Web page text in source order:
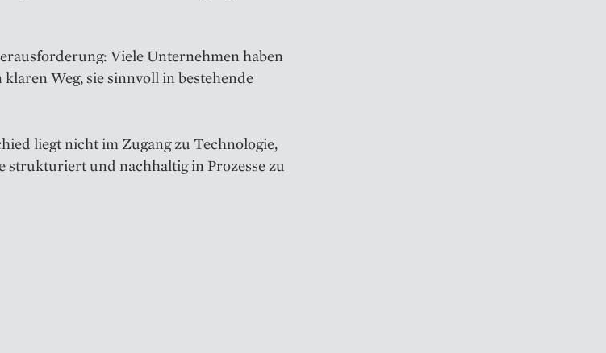
Viele Unternehmen haben
Weg, sie sinnvoll in bestehende
liegt nicht im Zugang zu Technologie,
strukturiert und nachhaltig in Prozesse zu